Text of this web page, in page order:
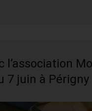
7 juin à Périgny